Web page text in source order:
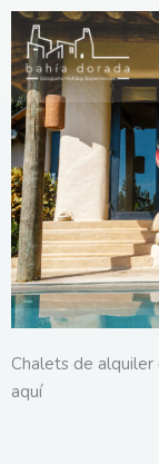
al
contenido
Chalets de
aquí